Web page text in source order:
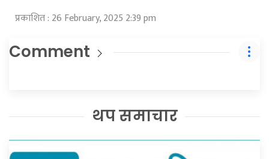
प्रकाशित : 26 February, 2025 2:39 pm
Comment
थप समाचार